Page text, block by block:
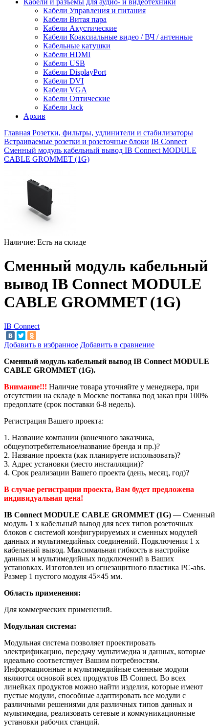
Кабели Управления и питания
Кабели Витая пара
Кабели Акустические
Кабели Коаксиальные видео / ВЧ / антенные
Кабельные катушки
Кабели HDMI
Кабели USB
Кабели DisplayPort
Кабели DVI
Кабели VGA
Кабели Оптические
Кабели Jack
Архив
Главная Розетки, фильтры, удлинители и стабилизаторы
Встраиваемые розетки и розеточные блоки IB Connect
Сменный модуль кабельный вывод IB Connect MODULE
CABLE GROMMET (1G)
Наличие: Есть на складе
Сменный модуль кабельный
вывод IB Connect MODULE
CABLE GROMMET (1G)
IB Connect
Добавить в избранное Добавить в сравнение
Сменный модуль кабельный вывод IB Connect MODULE
CABLE GROMMET (1G).
Внимание!!! Наличие товара уточняйте у менеджера, при
отсутствии на складе в Москве поставка под заказ при 100%
предоплате (срок поставки 6-8 недель).
Регистрация Вашего проекта:
1. Название компании (конечного заказчика,
общеупотребительное/название бренда и пр.)?
2. Название проекта (как планируете использовать)?
3. Адрес установки (место инсталляции)?
4. Срок реализации Вашего проекта (день, месяц, год)?
В случае регистрации проекта, Вам будет предложена
индивидуальная цена!
IB Connect MODULE CABLE GROMMET (1G) — Сменный
модуль 1 x кабельный вывод для всех типов розеточных
блоков с системой конфигурируемых и сменных модулей
данных и мультимедийных соединений. Подключения 1 x
кабельный вывод. Максимальная гибкость в настройке
данных и мультимедийных подключений в Ваших
установках. Изготовлен из огнезащитного пластика PC-abs.
Размер 1 пустого модуля 45×45 мм.
Область применения:
Для коммерческих применений.
Модульная система:
Модульная система позволяет проектировать
электрификацию, передачу мультимедиа и данных, которые
идеально соответствует Вашим потребностям.
Информационные и мультимедийные сменные модули
являются основой всех продуктов IB Connect. Во всех
линейках продуктов можно найти изделия, которые имеют
пустые модули, способные адаптировать все модули с
различными решениями для различных типов данных и
мультимедиа, реализовать сетевые и коммуникационные
установки рабочих станций.